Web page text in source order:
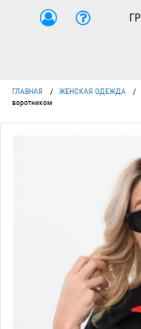
ГЛАВНАЯ / ЖЕНСКАЯ ОДЕЖДА /
воротником